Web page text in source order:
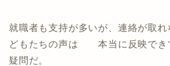
就職者も支持が多いが、連絡が取
どもたちの声は 本当に反映でき
疑問だ。